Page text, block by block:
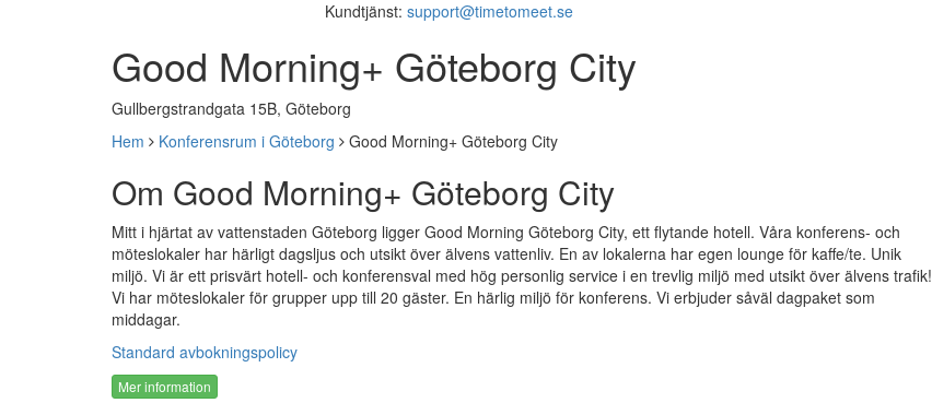
Kundtjänst: support@timetomeet.se
Good Morning+ Göteborg City
Gullbergstrandgata 15B, Göteborg
Hem
Konferensrum i Göteborg Good Morning+ Göteborg City
Om Good Morning+ Göteborg City
Mitt i hjärtat av vattenstaden Göteborg ligger Good Morning Göteborg City, ett flytande hotell. Våra konferens- och
möteslokaler har härligt dagsljus och utsikt över älvens vattenliv. En av lokalerna har egen lounge för kaffe/te. Unik
miljö. Vi är ett prisvärt hotell- och konferensval med hög personlig service i en trevlig miljö med utsikt över älvens trafik!
Vi har möteslokaler för grupper upp till 20 gäster. En härlig miljö för konferens. Vi erbjuder såväl dagpaket som
middagar.
Standard avbokningspolicy
Mer information